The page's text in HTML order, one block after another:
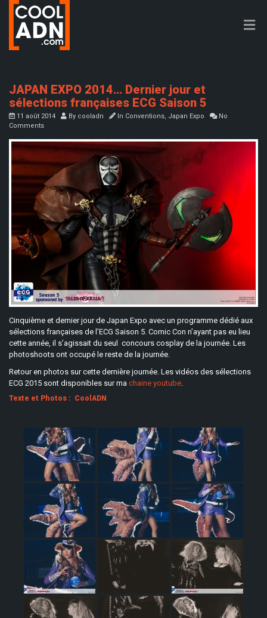
JAPAN EXPO 2014… Dernier jour et
sélections françaises ECG Saison 5
11 août 2014 By cooladn In Conventions, Japan Expo
No
Comments
Cinquième et dernier jour de Japan Expo avec un programme dédié aux
sélections françaises de l’ECG Saison 5. Comic Con n’ayant pas eu lieu
cette année, il s’agissait du seul concours cosplay de la journée. Les
photoshoots ont occupé le reste de la journée.
Retour en photos sur cette dernière journée. Les vidéos des sélections
ECG 2015 sont disponibles sur ma chaine youtube.
Texte et Photos : CoolADN